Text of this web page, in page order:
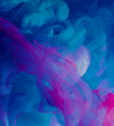
SAP ERP
클라우드